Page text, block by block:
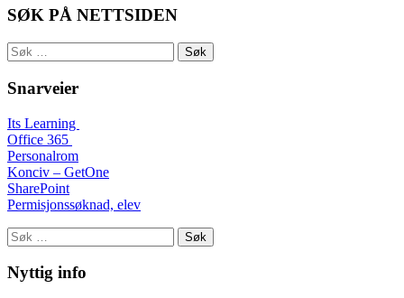
SØK PÅ NETTSIDEN
Søk
etter:
Snarveier
Its Learning
Office 365
Personalrom
Konciv – GetOne
SharePoint
Permisjonssøknad, elev
Søk
etter:
Nyttig info